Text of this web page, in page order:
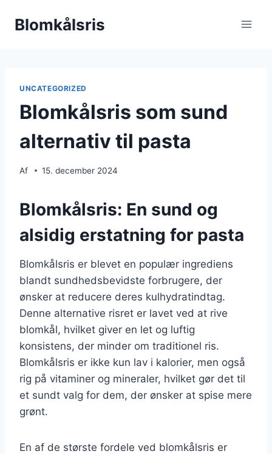
Blomkålsris
UNCATEGORIZED
Blomkålsris som sund
alternativ til pasta
Af 15. december 2024
Blomkålsris: En sund og
alsidig erstatning for pasta
Blomkålsris er blevet en populær ingrediens
blandt sundhedsbevidste forbrugere, der
ønsker at reducere deres kulhydratindtag.
Denne alternative risret er lavet ved at rive
blomkål, hvilket giver en let og luftig
konsistens, der minder om traditionel ris.
Blomkålsris er ikke kun lav i kalorier, men også
rig på vitaminer og mineraler, hvilket gør det til
et sundt valg for dem, der ønsker at spise mere
grønt.
En af de største fordele ved blomkålsris er